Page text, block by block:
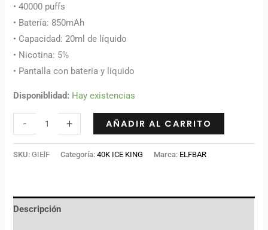
• 40000 puffs
• Batería: 850mAh
• Capacidad: 20ml de líquido
• Nicotina: 5%
• Pantalla con bateria y liquido
Disponiblidad: Hay existencias
- + AÑADIR AL CARRITO
SKU:GIElF Categoría:40K ICE KING Marca: ELFBAR
Descripción